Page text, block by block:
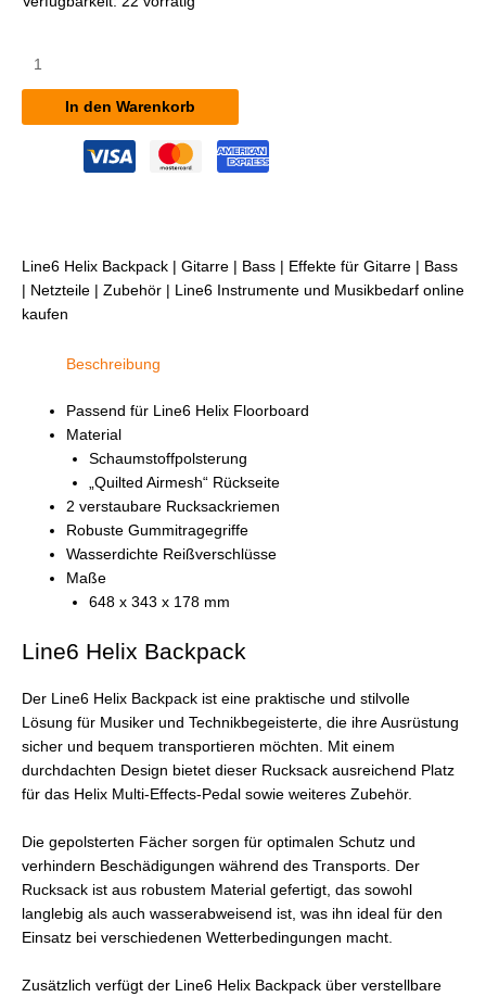
Helix
Backpack
Menge
In den Warenkorb
Line6 Helix Backpack | Gitarre | Bass | Effekte für Gitarre | Bass
| Netzteile | Zubehör | Line6 Instrumente und Musikbedarf online
kaufen
Beschreibung
Passend für Line6 Helix Floorboard
Material
Schaumstoffpolsterung
„Quilted Airmesh“ Rückseite
2 verstaubare Rucksackriemen
Robuste Gummitragegriffe
Wasserdichte Reißverschlüsse
Maße
648 x 343 x 178 mm
Line6 Helix Backpack
Der Line6 Helix Backpack ist eine praktische und stilvolle
Lösung für Musiker und Technikbegeisterte, die ihre Ausrüstung
sicher und bequem transportieren möchten. Mit einem
durchdachten Design bietet dieser Rucksack ausreichend Platz
für das Helix Multi-Effects-Pedal sowie weiteres Zubehör.
Die gepolsterten Fächer sorgen für optimalen Schutz und
verhindern Beschädigungen während des Transports. Der
Rucksack ist aus robustem Material gefertigt, das sowohl
langlebig als auch wasserabweisend ist, was ihn ideal für den
Einsatz bei verschiedenen Wetterbedingungen macht.
Zusätzlich verfügt der Line6 Helix Backpack über verstellbare